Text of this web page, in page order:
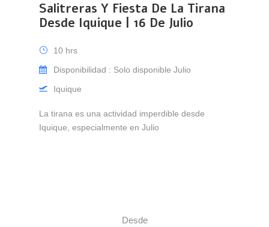
Salitreras Y Fiesta De La Tirana
Desde Iquique | 16 De Julio
10 hrs
Disponibilidad : Solo disponible Julio
Iquique
La tirana es una actividad imperdible desde
Iquique, especialmente en Julio
Desde